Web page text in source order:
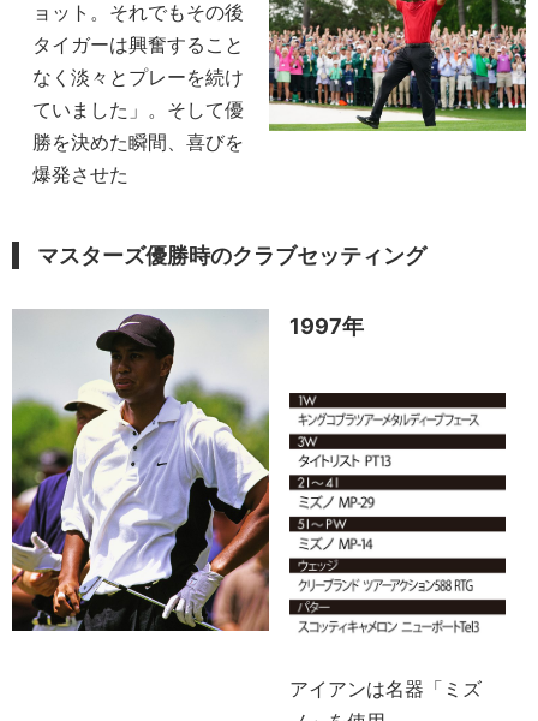
ョット。それでもその後
タイガーは興奮すること
なく淡々とプレーを続け
ていました」。そして優
勝を決めた瞬間、喜びを
爆発させた
マスターズ優勝時のクラブセッティング
1997年
アイアンは名器「ミズ